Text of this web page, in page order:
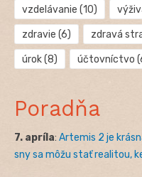
vzdelávanie (10)
zdravie (6) zdravá
úrok(8) účtovníctvo
Poradňa
7. apríla: Artemis 2 je
sny sa môžu stať realitou,